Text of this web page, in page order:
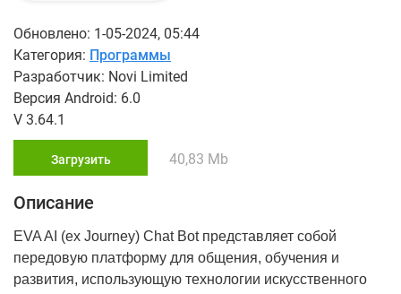
Обновлено: 1-05-2024, 05:44
Категория: Программы
Разработчик: Novi Limited
Версия Android: 6.0
V 3.64.1
Загрузить 40,83 Mb
Описание
EVA AI (ex Journey) Chat Bot представляет собой
передовую платформу для общения, обучения и
развития, использующую технологии искусственного